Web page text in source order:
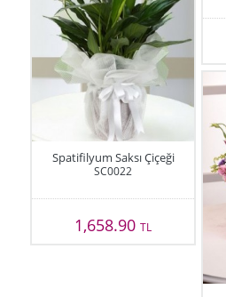
Spatifilyum Saksı Çiçeği
SC0022
1,658.90TL